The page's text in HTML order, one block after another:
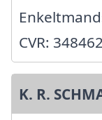
CVR:
K. R.